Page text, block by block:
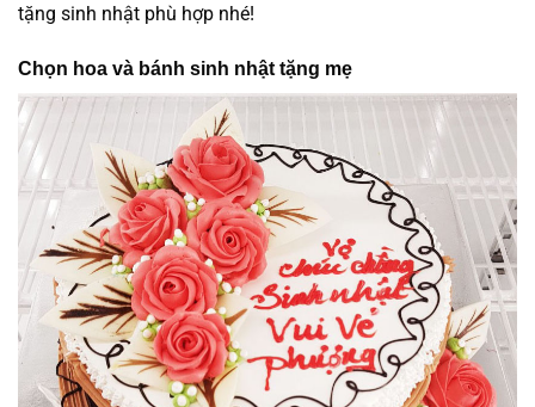
tặng sinh nhật phù hợp nhé!
Chọn hoa và bánh sinh nhật tặng mẹ